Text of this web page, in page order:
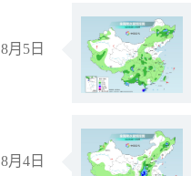
8月5日
8月4日